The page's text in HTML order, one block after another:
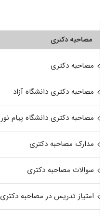
مصاحبه دکتری
مصاحبه دکتری
مصاحبه دکتری دانشگاه آزاد
مصاحبه دکتری دانشگاه پیام نور
مدارک مصاحبه دکتری
سوالات مصاحبه دکتری
امتیاز تدریس در مصاحبه دکتری